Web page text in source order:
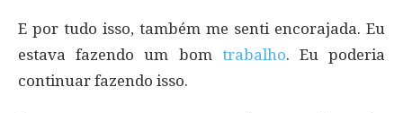
E por tudo isso, também me senti encorajada. Eu
estava fazendo um bom trabalho. Eu poderia
continuar fazendo isso.